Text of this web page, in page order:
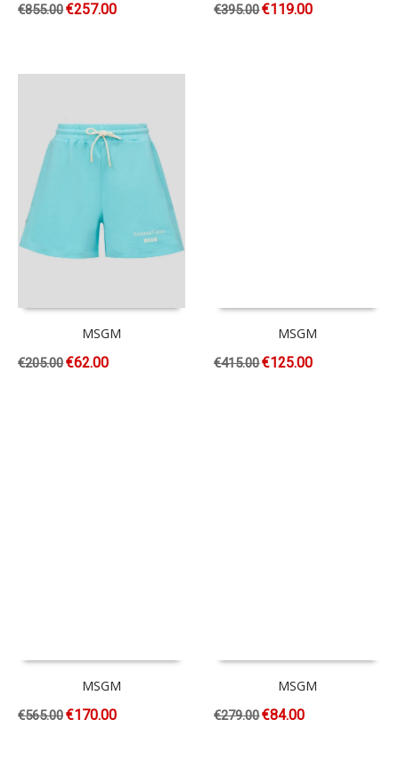
€855.00€257.00 €395.00€119.00
MSGM
€205.00€62.00
MSGM
€415.00€125.00
MSGM
€565.00€170.00
MSGM
€279.00€84.00